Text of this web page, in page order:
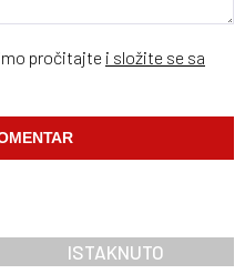
pročitajte i složite se sa
ISTAKNUTO